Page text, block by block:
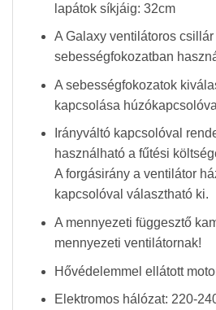
lapátok síkjáig: 32cm
A Galaxy ventilátoros csillár
sebességfokozatban
A sebességfokozatok
kapcsolása
Irányváltó kapcsolóval
használható a fűtési
A forgásirány a ventilátor
kapcsolóval választható ki.
A mennyezeti függesztő
mennyezeti ventilátornak!
Hővédelemmel ellátott
Elektromos hálózat: 220-